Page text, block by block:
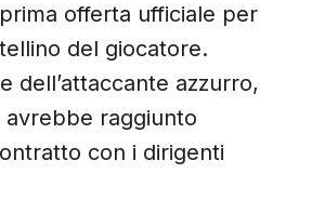
offerta ufficiale per
del giocatore.
dell’attaccante azzurro,
avrebbe raggiunto
con i dirigenti